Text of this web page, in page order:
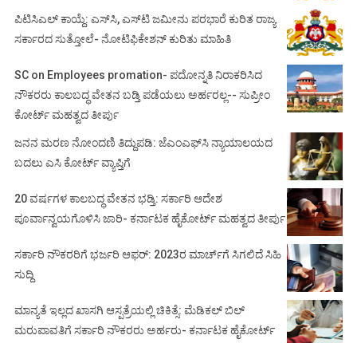
ಪಿಟಿಸಿಎಲ್ ಕಾಯ್ದೆ: ಎಸ್‌ಸಿ, ಎಸ್‌ಟಿ ಜಮೀನು ಪರಭಾರೆ ಕುರಿತ ರಾಜ್ಯ
ಸರ್ಕಾರದ ಸುತ್ತೋಲೆ- ನೋಟಿಫಿಕೇಶನ್‌ ಕುರಿತು ಮಾಹಿತಿ
SC on Employees promation- ಪದೋನ್ನತಿ ನಿರಾಕರಿಸಿದ
ನೌಕರರು ಕಾಲಬದ್ಧ ವೇತನ ಬಡ್ತಿ ಪಡೆಯಲು ಅರ್ಹರಲ್ಲ-- ಸುಪ್ರೀಂ
ಕೋರ್ಟ್ ಮಹತ್ವದ ತೀರ್ಪು
ಜನನ ಮರಣ ನೋಂದಣಿ ತಿದ್ದುಪಡಿ: ಜೆಎಂಎಫ್‌ಸಿ ನ್ಯಾಯಾಲಯದ
ಬದಲು ಎಸಿ ಕೋರ್ಟ್‌ ವ್ಯಾಪ್ತಿಗೆ
20 ವರ್ಷಗಳ ಕಾಲಬದ್ಧ ವೇತನ ಭಡ್ತಿ: ಸರ್ಕಾರಿ ಆದೇಶ
ಪೂರ್ವಾನ್ವಯಗೊಳಿಸಿ ಜಾರಿ- ಕರ್ನಾಟಕ ಹೈಕೋರ್ಟ್ ಮಹತ್ವದ ತೀರ್ಪು
ಸರ್ಕಾರಿ ನೌಕರರಿಗೆ ಭರ್ಜರಿ ಆಫರ್: 2023ರ ಮಾರ್ಚ್‌ಗೆ ಸಿಗಲಿದೆ ಸಿಹಿ
ಸುದ್ದಿ
ಮಾನ್ಯತೆ ಇಲ್ಲದ ಖಾಸಗಿ ಆಸ್ಪತ್ರೆಯಲ್ಲಿ ಚಿಕಿತ್ಸೆ: ಮೆಡಿಕಲ್ ಬಿಲ್
ಮರುಪಾವತಿಗೆ ಸರ್ಕಾರಿ ನೌಕರರು ಅರ್ಹರು- ಕರ್ನಾಟಕ ಹೈಕೋರ್ಟ್